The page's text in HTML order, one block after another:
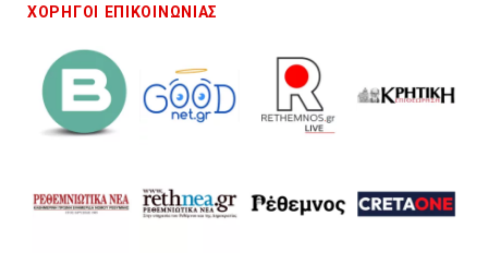
ΧΟΡΗΓΟΙ ΕΠΙΚΟΙΝΩΝΙΑΣ